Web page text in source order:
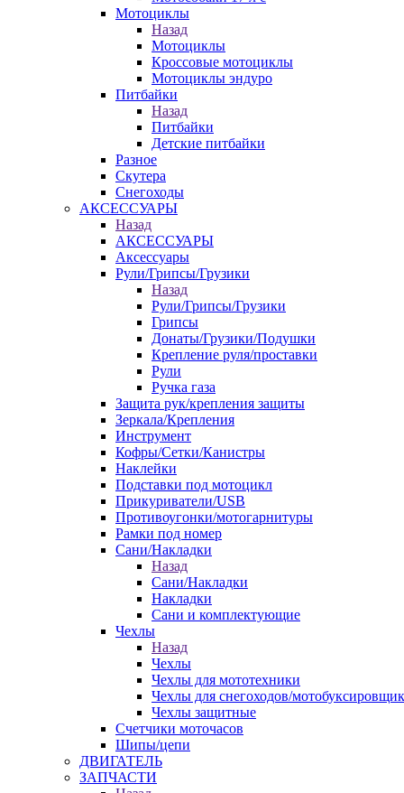
Мотоциклы
Назад
Мотоциклы
Кроссовые мотоциклы
Мотоциклы эндуро
Питбайки
Назад
Питбайки
Детские питбайки
Разное
Скутера
Снегоходы
АКСЕССУАРЫ
Назад
АКСЕССУАРЫ
Аксессуары
Рули/Грипсы/Грузики
Назад
Рули/Грипсы/Грузики
Грипсы
Донаты/Грузики/Подушки
Крепление руля/проставки
Рули
Ручка газа
Защита рук/крепления защиты
Зеркала/Крепления
Инструмент
Кофры/Сетки/Канистры
Наклейки
Подставки под мотоцикл
Прикуриватели/USB
Противоугонки/мотогарнитуры
Рамки под номер
Сани/Накладки
Назад
Сани/Накладки
Накладки
Сани и комплектующие
Чехлы
Назад
Чехлы
Чехлы для мототехники
Чехлы для снегоходов/
Чехлы защитные
Счетчики моточасов
Шипы/цепи
ДВИГАТЕЛЬ
ЗАПЧАСТИ